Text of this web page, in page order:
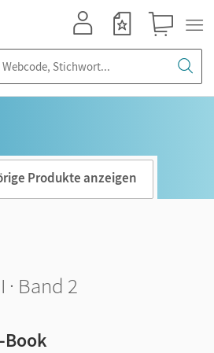
Produkte anzeigen
Band 2
Book